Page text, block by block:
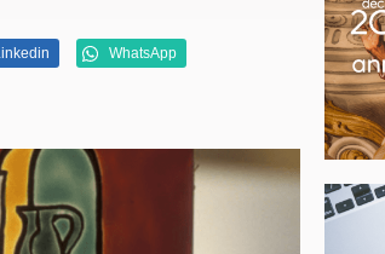
WhatsApp